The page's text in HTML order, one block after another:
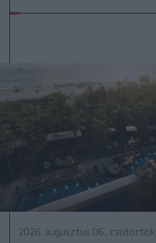
2026. augusztus 06., csütörtök